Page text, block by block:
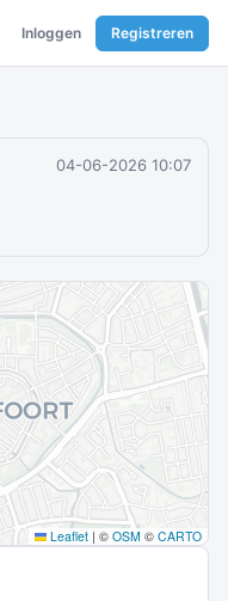
Inloggen Registreren
04-06-2026 10:07
Leaflet | © OSM © CARTO